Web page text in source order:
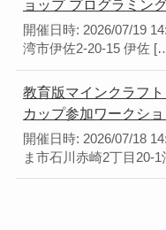
ョップ プログラミン
開催日時: 2026/07/19
湾市伊佐2-20-15 伊佐
教育版マインクラフ
カップ参加ワークシ
開催日時: 2026/07/18
ま市石川赤崎2丁目20-